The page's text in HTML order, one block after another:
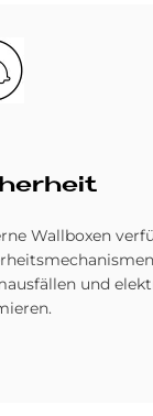
Wallboxen
und